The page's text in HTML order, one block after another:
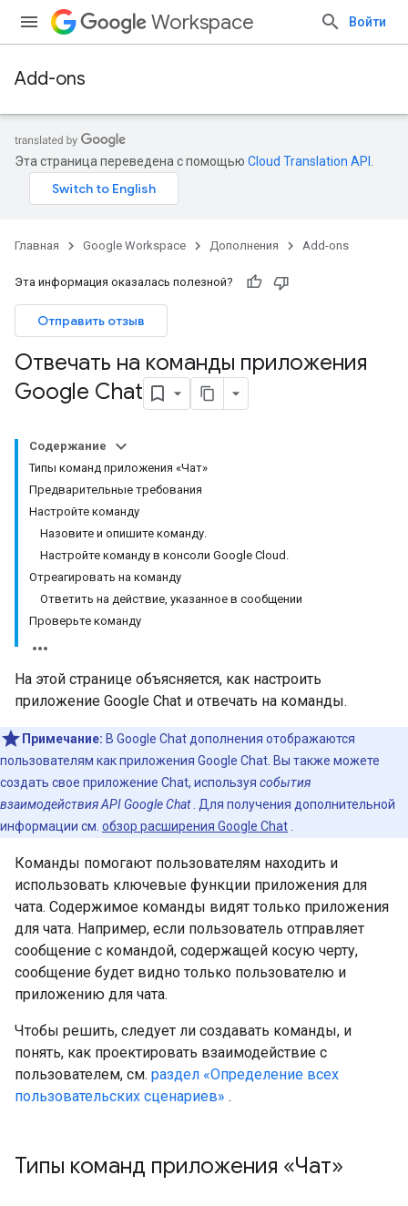
Workspace Войти
Add-ons
Эта страница переведена с помощью Cloud Translation API
Главная Google Workspace Дополнения Add-ons
Эта информация оказалась полезной?
Отправить отзыв
Отвечать на команды приложения
Google Chat
Содержание
Типы команд приложения «Чат»
Предварительные требования
Настройте команду
Назовите и опишите команду.
Настройте команду в консоли Google Cloud.
Отреагировать на команду
Ответить на действие, указанное в сообщении
Проверьте команду
На этой странице объясняется, как настроить
приложение Google Chat и отвечать на команды.
Примечание: В Google Chat дополнения отображаются
пользователям как приложения Google Chat. Вы также можете
создать свое приложение Chat, используя события
взаимодействия API Google Chat. Для получения дополнительной
информации см. обзор расширения Google Chat
Команды помогают пользователям находить и
использовать ключевые функции приложения для
чата. Содержимое команды видят только приложения
для чата. Например, если пользователь отправляет
сообщение с командой, содержащей косую черту,
сообщение будет видно только пользователю и
приложению для чата.
Чтобы решить, следует ли создавать команды, и
понять, как проектировать взаимодействие с
пользователем, см. раздел «Определение всех
пользовательских сценариев» .
Типы команд приложения «Чат»